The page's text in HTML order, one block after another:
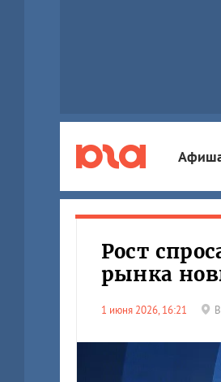
Рост
рынка
1 июня 2026, 16:21